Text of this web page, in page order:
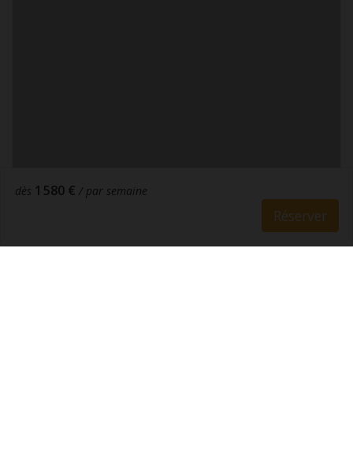
dès 1 580 € / par semaine
Réserver